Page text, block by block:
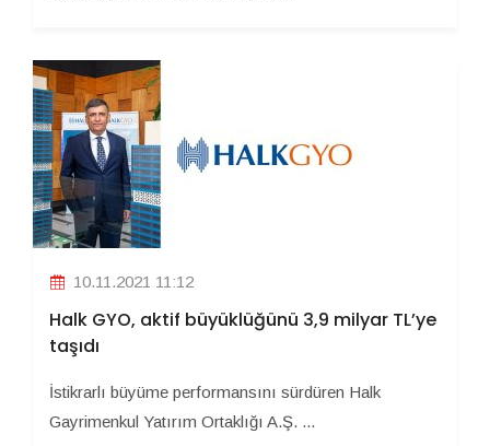
10.11.2021 11:12
Halk GYO, aktif büyüklüğünü 3,9 milyar TL’ye
taşıdı
İstikrarlı büyüme performansını sürdüren Halk
Gayrimenkul Yatırım Ortaklığı A.Ş. ...